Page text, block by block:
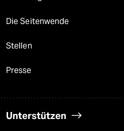
Die Seitenwende
Stellen
Presse
Unterstützen